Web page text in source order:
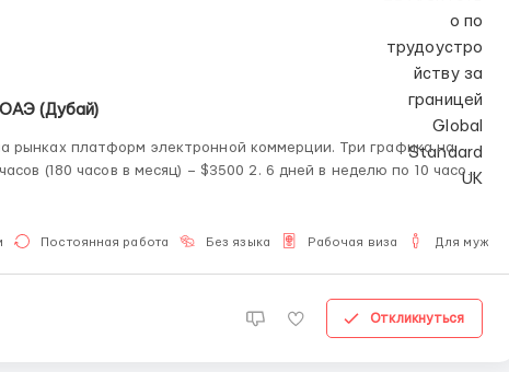
ОАЭ (Дубай)
платформ электронной коммерции. Три графика на
Постоянная работа Без языка Рабочая виза Для мужчин
Откликнуться